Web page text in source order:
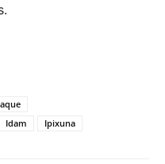
Idam Ipixuna